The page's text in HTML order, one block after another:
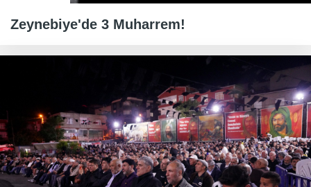
Zeynebiye'de 3 Muharrem!